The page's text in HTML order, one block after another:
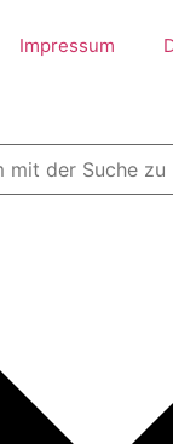
Impressum